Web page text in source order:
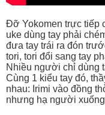
Đỡ Yokomen trực tiếp
uke dùng tay phải
đưa tay trái ra đón
tori, tori đổi sang tay
Nhiều người chỉ dùng
Cùng 1 kiểu tay đó,
nhau: Irimi vào đồng
nhưng hạ người